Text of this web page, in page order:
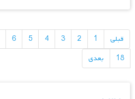
راهبری
نوشته‌ها
قبلی 1
2
3
4
5
6
18
بعدی